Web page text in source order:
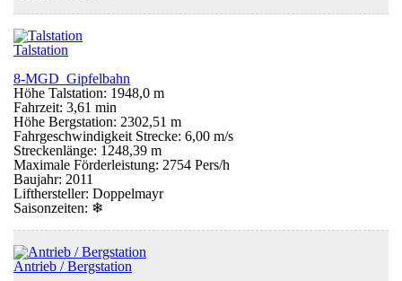
Talstation
8-MGD Gipfelbahn
Höhe Talstation: 1948,0 m
Fahrzeit: 3,61 min
Höhe Bergstation: 2302,51 m
Fahrgeschwindigkeit Strecke: 6,00 m/s
Streckenlänge: 1248,39 m
Maximale Förderleistung: 2754 Pers/h
Baujahr: 2011
Lifthersteller: Doppelmayr
Saisonzeiten: ❄
Antrieb / Bergstation